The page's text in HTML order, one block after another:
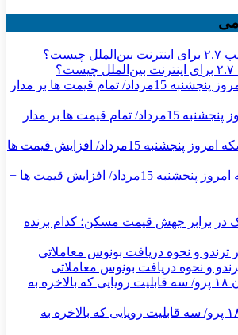
قیمت طلا و سکه امروز پنجشنبه 15مرداد/ تمام قیمت ها بر مدار
قیمت طلا، دلار و سکه امروز پنجشنبه 15مرداد/ افزایش قیمت ها +
در برابر جهش قیمت مسکن؛ کدام برنده
و نحوه دریافت بونوس معاملاتی
تحول بزرگ در آیفون ۱۸ پرو/ سه قابلیت رویایی که بالاخره به